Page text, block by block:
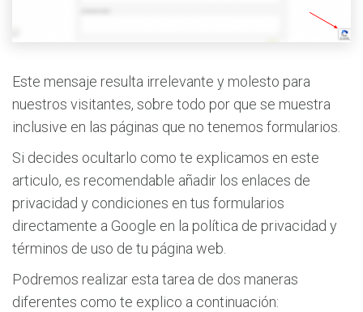
Este mensaje resulta irrelevante y molesto para
nuestros visitantes, sobre todo por que se muestra
inclusive en las páginas que no tenemos formularios.
Si decides ocultarlo como te explicamos en este
articulo, es recomendable añadir los enlaces de
privacidad y condiciones en tus formularios
directamente a Google en la política de privacidad y
términos de uso de tu página web.
Podremos realizar esta tarea de dos maneras
diferentes como te explico a continuación: